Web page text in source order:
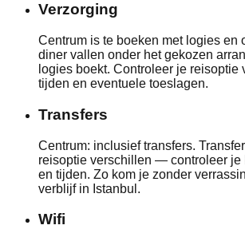
Verzorging
Centrum is te boeken met logies en
diner vallen onder het gekozen
logies boekt. Controleer je reisoptie
tijden en eventuele toeslagen.
Transfers
Centrum: inclusief transfers.
reisoptie verschillen — controleer je
en tijden. Zo kom je zonder
verblijf in Istanbul.
Wifi